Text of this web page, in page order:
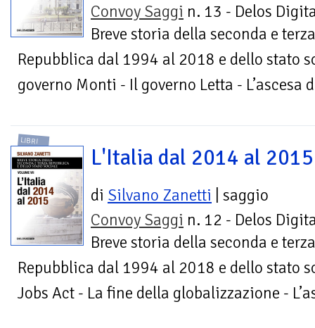
Convoy Saggi n. 13 - Delos
Breve storia della seconda e terza
Repubblica dal 1994 al 2018 e dello stato
governo Monti - Il governo Letta - L’ascesa
LIBRI
L'Italia dal 2014 al 2015
di Silvano Zanetti | saggio
Convoy Saggi n. 12 - Delos
Breve storia della seconda e terza
Repubblica dal 1994 al 2018 e dello stato
Jobs Act - La fine della globalizzazione -